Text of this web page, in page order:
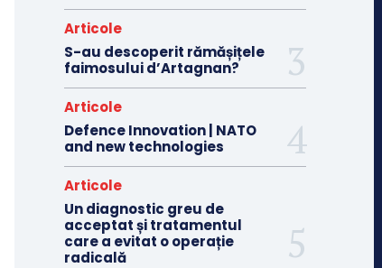
Articole
S-au descoperit rămășițele
faimosului d’Artagnan?
Articole
Defence Innovation | NATO
and new technologies
Articole
Un diagnostic greu de
acceptat și tratamentul
care a evitat o operație
radicală